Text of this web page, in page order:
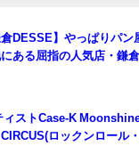
倉DESSE】やっぱりパ
ある屈指の人気店・鎌
ィストCase-K
ロックンロール